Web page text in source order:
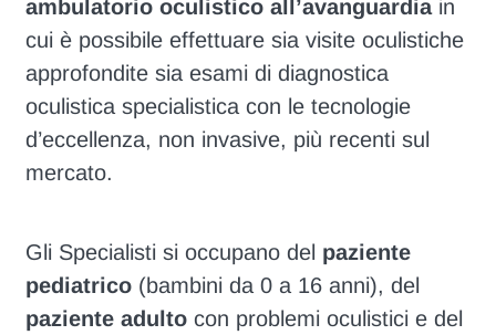
ambulatorio oculistico all’avanguardiain
cui è possibile effettuare sia visite oculistiche
approfondite sia esami di diagnostica
oculistica specialistica con le tecnologie
d’eccellenza, non invasive, più recenti sul
mercato.
Gli Specialisti si occupano del paziente
pediatrico (bambini da 0 a 16 anni), del
paziente adulto con problemi oculistici e del